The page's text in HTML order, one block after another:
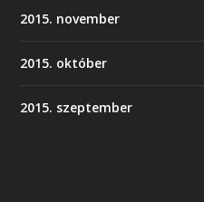
2015. november
2015. október
2015. szeptember